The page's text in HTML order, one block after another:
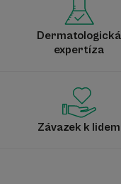
Dermatologická
expertíza
Závazek k lidem